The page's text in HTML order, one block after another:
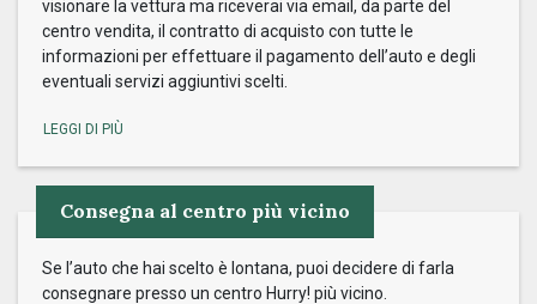
visionare la vettura ma riceverai via email, da parte del
centro vendita, il contratto di acquisto con tutte le
informazioni per effettuare il pagamento dell’auto e degli
eventuali servizi aggiuntivi scelti.
Consegna al centro più vicino
Se l’auto che hai scelto è lontana, puoi decidere di farla
consegnare presso un centro Hurry! più vicino.